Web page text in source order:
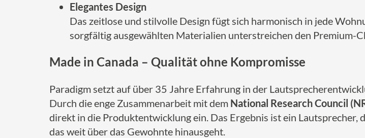
Elegantes Design
Das zeitlose und stilvolle Design fügt sich harmonisch in jede
sorgfältig ausgewählten Materialien unterstreichen den Premium-
Made in Canada – Qualität ohne Kompromisse
Paradigm setzt auf über 35 Jahre Erfahrung in der
Durch die enge Zusammenarbeit mit dem National Research Council
direkt in die Produktentwicklung ein. Das Ergebnis ist ein
das weit über das Gewohnte hinausgeht.